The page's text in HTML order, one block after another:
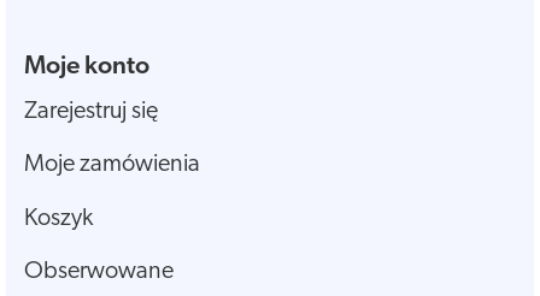
Moje konto
Zarejestruj się
Moje zamówienia
Koszyk
Obserwowane